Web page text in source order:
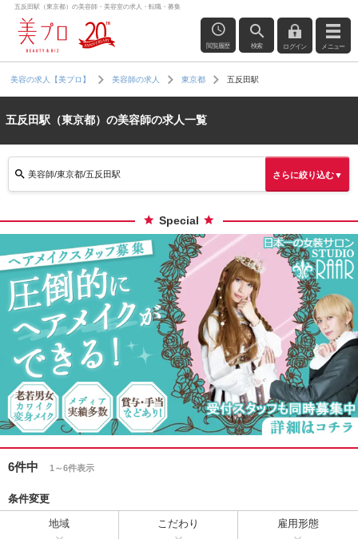
五反田駅（東京都）の美容師・美容室の求人・転職・募集
閲覧履歴 検索 ログイン メニュー
美容の求人【美プロ】 美容師の求人 東京都 五反田駅
五反田駅（東京都）の美容師の求人一覧
美容師/東京都/五反田駅 さらに絞り込む▼
Special
6件中 1～6件表示
条件変更
地域 こだわり 雇用形態